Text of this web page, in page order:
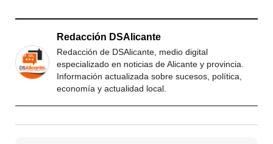
Redacción DSAlicante
Redacción de DSAlicante, medio digital
especializado en noticias de Alicante y provincia.
Información actualizada sobre sucesos, política,
economía y actualidad local.